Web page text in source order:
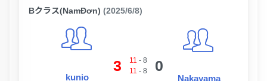
Bクラス(NamĐơn) (2025/6/8)
kunio
3 11 - 8
11 - 8 0
Nakayama